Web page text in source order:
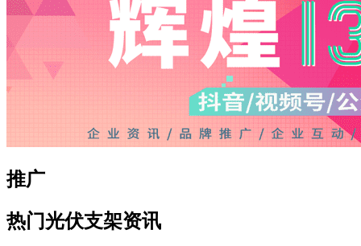
推广
热门光伏支架资讯